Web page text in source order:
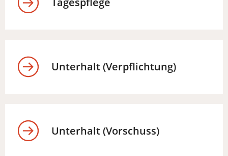
Unterhalt (Verpflichtung)
Unterhalt (Vorschuss)